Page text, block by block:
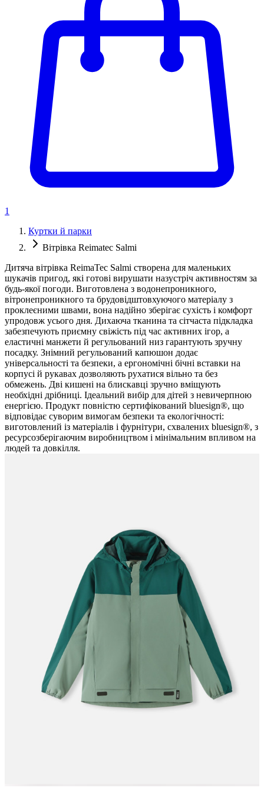
1
Куртки й парки
Вітрівка Reimatec Salmi
Дитяча вітрівка ReimaTec Salmi створена для маленьких
шукачів пригод, які готові вирушати назустріч активностям за
будь-якої погоди. Виготовлена з водонепроникного,
вітронепроникного та брудовідштовхуючого матеріалу з
проклеєними швами, вона надійно зберігає сухість і комфорт
упродовж усього дня. Дихаюча тканина та сітчаста підкладка
забезпечують приємну свіжість під час активних ігор, а
еластичні манжети й регульований низ гарантують зручну
посадку. Знімний регульований капюшон додає
універсальності та безпеки, а ергономічні бічні вставки на
корпусі й рукавах дозволяють рухатися вільно та без
обмежень. Дві кишені на блискавці зручно вміщують
необхідні дрібниці. Ідеальний вибір для дітей з невичерпною
енергією. Продукт повністю сертифікований bluesign®, що
відповідає суворим вимогам безпеки та екологічності:
виготовлений із матеріалів і фурнітури, схвалених bluesign®, з
ресурсозберігаючим виробництвом і мінімальним впливом на
людей та довкілля.